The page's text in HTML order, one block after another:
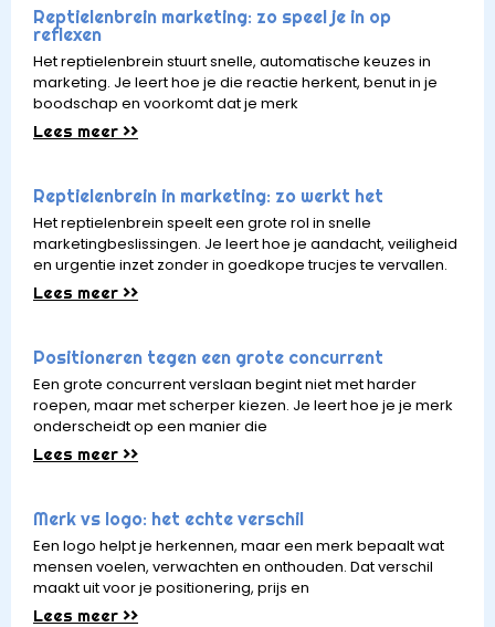
Reptielenbrein marketing: zo speel je in op
reflexen
Het reptielenbrein stuurt snelle, automatische keuzes in
marketing. Je leert hoe je die reactie herkent, benut in je
boodschap en voorkomt dat je merk
Lees meer >>
Reptielenbrein in marketing: zo werkt het
Het reptielenbrein speelt een grote rol in snelle
marketingbeslissingen. Je leert hoe je aandacht, veiligheid
en urgentie inzet zonder in goedkope trucjes te vervallen.
Lees meer >>
Positioneren tegen een grote concurrent
Een grote concurrent verslaan begint niet met harder
roepen, maar met scherper kiezen. Je leert hoe je je merk
onderscheidt op een manier die
Lees meer >>
Merk vs logo: het echte verschil
Een logo helpt je herkennen, maar een merk bepaalt wat
mensen voelen, verwachten en onthouden. Dat verschil
maakt uit voor je positionering, prijs en
Lees meer >>